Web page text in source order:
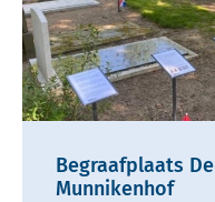
Begraafplaats De
Munnikenhof